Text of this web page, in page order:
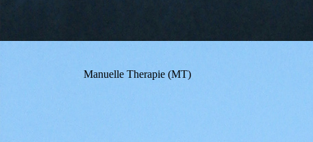
Manuelle Therapie (MT)